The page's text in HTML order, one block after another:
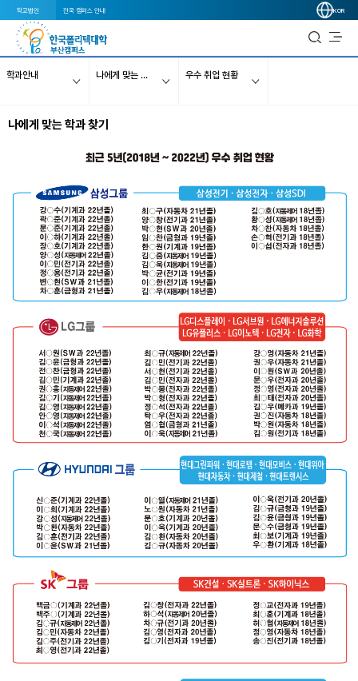
학교법인 전국 캠퍼스 안내 KOR
학과안내 나에게 맞는 학과 찾기 우수 취업 현황
나에게 맞는 학과 찾기